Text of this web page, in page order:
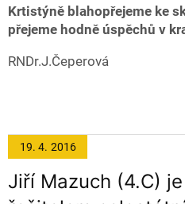
Krtistýně blahopřejeme ke
přejeme hodně úspěchů v
RNDr.J.Čeperová
19. 4. 2016
Jiří Mazuch (4.C)